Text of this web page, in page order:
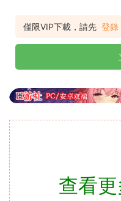
僅限VIP下載，請先 登錄
查看